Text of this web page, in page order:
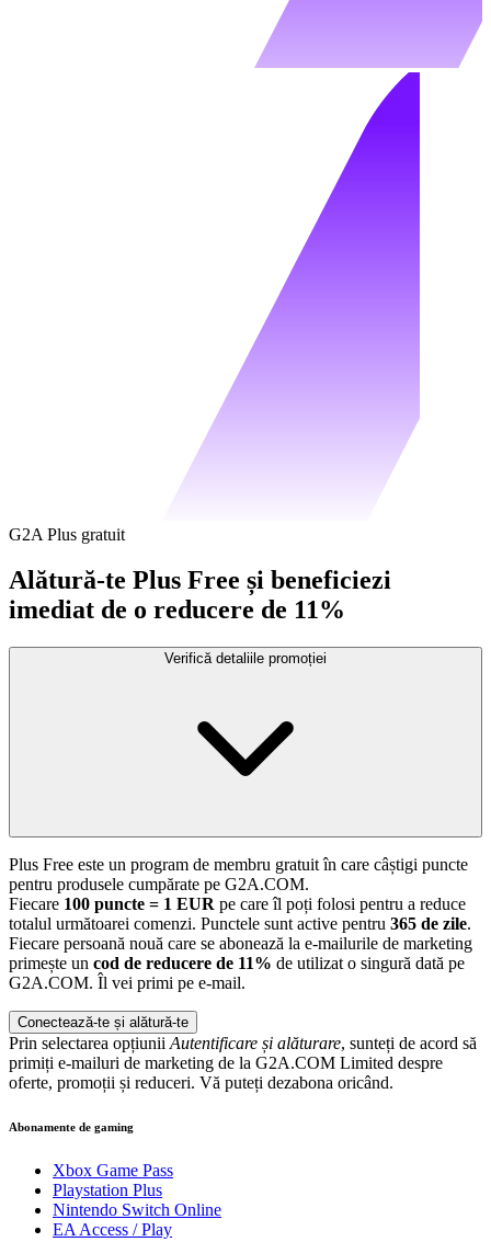
G2A Plus gratuit
Alătură-te Plus Free și beneficiezi
imediat de o reducere de 11%
Verifică detaliile promoției
Plus Free este un program de membru gratuit în care câștigi puncte
pentru produsele cumpărate pe G2A.COM.
Fiecare 100 puncte = 1 EUR pe care îl poți folosi pentru a reduce
totalul următoarei comenzi. Punctele sunt active pentru 365 de zile.
Fiecare persoană nouă care se abonează la e-mailurile de marketing
primește un cod de reducere de 11% de utilizat o singură dată pe
G2A.COM. Îl vei primi pe e-mail.
Conectează-te și alătură-te
Prin selectarea opțiunii Autentificare și alăturare, sunteți de acord să
primiți e-mailuri de marketing de la G2A.COM Limited despre
oferte, promoții și reduceri. Vă puteți dezabona oricând.
Abonamente de gaming
Xbox Game Pass
Playstation Plus
Nintendo Switch Online
EA Access / Play